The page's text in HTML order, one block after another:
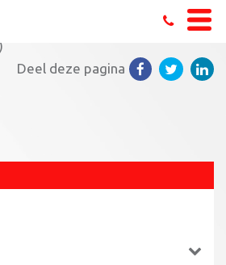
de Grote Clubactie »GCA –
Deel deze pagina